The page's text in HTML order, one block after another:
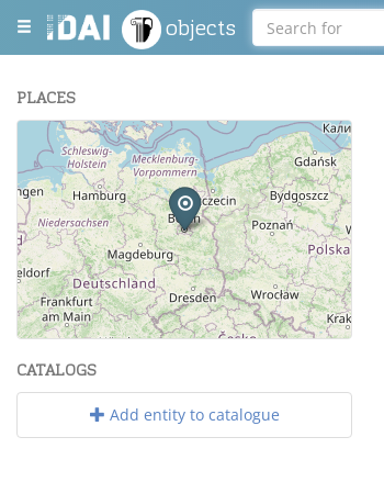
objects
PLACES
+
−
Leaflet| Maps and Data ©OpenStreetMap.
CATALOGS
Add entity to catalogue